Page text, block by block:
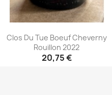
Clos Du Tue Boeuf Cheverny
Rouillon 2022
20,75 €